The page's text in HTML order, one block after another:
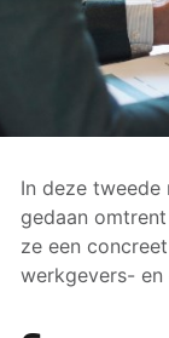
In deze
gedaan
ze een
werkgevers- en